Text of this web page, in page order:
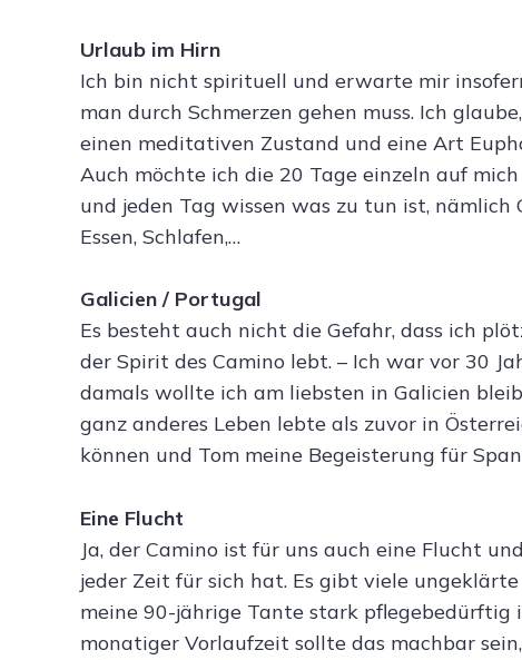
Urlaub im Hirn
Ich bin nicht spirituell und erwarte mir
man durch Schmerzen gehen muss. Ich
einen meditativen Zustand und eine Art
Auch möchte ich die 20 Tage einzeln auf
und jeden Tag wissen was zu tun ist, nämlich
Essen, Schlafen,…
Galicien / Portugal
Es besteht auch nicht die Gefahr, dass ich
der Spirit des Camino lebt. – Ich war vor 30
damals wollte ich am liebsten in Galicien
ganz anderes Leben lebte als zuvor in
können und Tom meine Begeisterung für
Eine Flucht
Ja, der Camino ist für uns auch eine Flucht
jeder Zeit für sich hat. Es gibt viele
meine 90-jährige Tante stark pflegebedürftig
monatiger Vorlaufzeit sollte das machbar